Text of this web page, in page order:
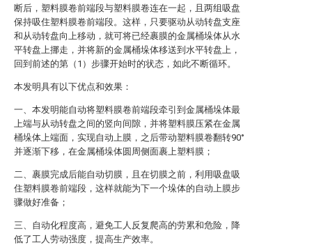
断后，塑料膜卷前端段与塑料膜卷连在一起，且两组吸盘
保持吸住塑料膜卷前端段。这样，只要驱动从动转盘支座
和从动转盘向上移动，就可将已经裹膜的金属桶垛体从水
平转盘上挪走，并将新的金属桶垛体移送到水平转盘上，
回到前述的第（1）步骤开始时的状态，如此不断循环。
本发明具有以下优点和效果：
一、本发明能自动将塑料膜卷前端段牵引到金属桶垛体最
上端与从动转盘之间的竖向间隙，并将塑料膜压紧在金属
桶垛体上端面，实现自动上膜，之后带动塑料膜卷翻转90°
并逐渐下移，在金属桶垛体圆周侧面裹上塑料膜；
二、裹膜完成后能自动切膜，且在切膜之前，利用吸盘吸
住塑料膜卷前端段，这样就能为下一个垛体的自动上膜步
骤做好准备；
三、自动化程度高，避免工人反复爬高的劳累和危险，降
低了工人劳动强度，提高生产效率。